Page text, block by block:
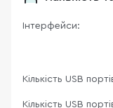
Інтерфейси:
Кількість USB
Кількість USB